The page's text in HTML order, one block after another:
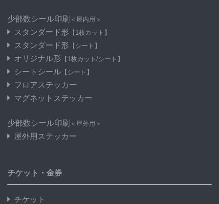
少部数シール印刷 ＜屋内用＞
スタンダード形 【1枚カット】
スタンダード形 【シート】
オリジナル形 【1枚カット/シート】
シートシール 【シート】
フロアステッカー
マグネットステッカー
少部数シール印刷 ＜屋外用＞
屋外用ステッカー
チケット・金券
チケット